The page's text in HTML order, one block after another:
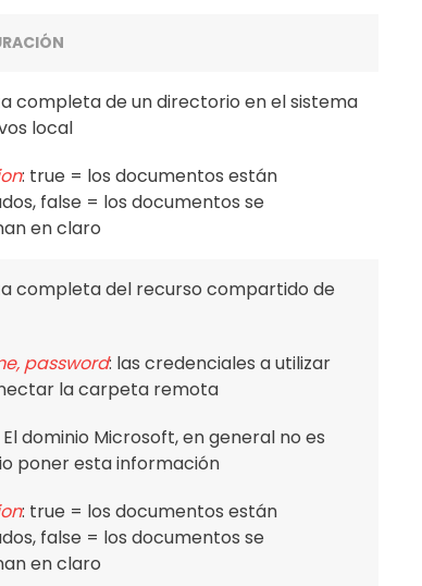
completa de un directorio en el sistema
local
: true = los documentos están
false = los documentos se
en claro
completa del recurso compartido de
password: las credenciales a utilizar
la carpeta remota
El dominio Microsoft, en general no es
poner esta información
: true = los documentos están
false = los documentos se
en claro